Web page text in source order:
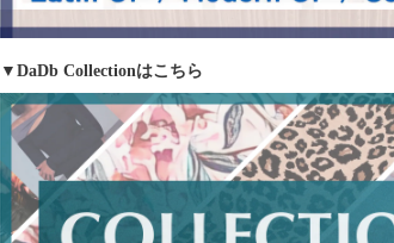
▼DaDb Collectionはこちら